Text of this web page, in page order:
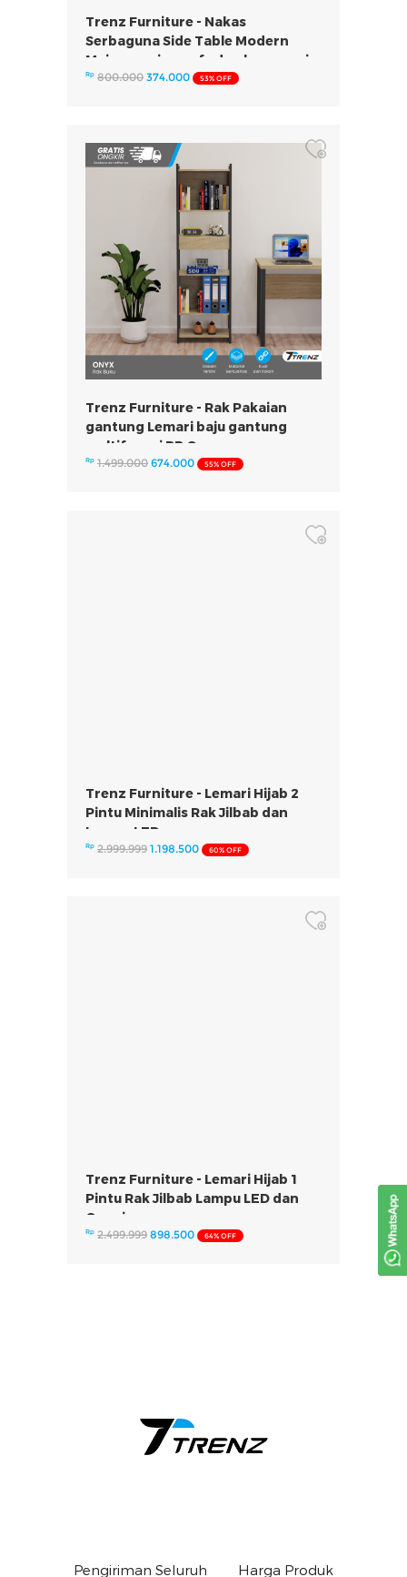
Trenz Furniture - Nakas
Serbaguna Side Table Modern
Meja samping sofa dan kasur meja
sudut Onyx
Rp 800.000 374.000 53% OFF
Trenz Furniture - Rak Pakaian
gantung Lemari baju gantung
multifungsi RB Onyx
Rp 1.499.000 674.000 55% OFF
Trenz Furniture - Lemari Hijab 2
Pintu Minimalis Rak Jilbab dan
Lampu LED
Rp 2.999.999 1.198.500 60% OFF
Trenz Furniture - Lemari Hijab 1
Pintu Rak Jilbab Lampu LED dan
Cermin
Rp 2.499.999 898.500 64% OFF
Pengiriman Seluruh
Harga Produk